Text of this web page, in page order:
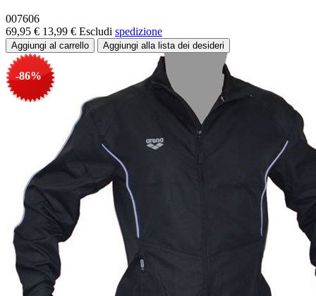
007606
69,95 € 13,99 € Escludi spedizione
-86%